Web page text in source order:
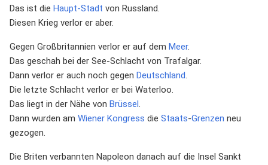
Das ist die Haupt-Stadt von Russland.
Diesen Krieg verlor er aber.
Gegen Großbritannien verlor er auf dem Meer.
Das geschah bei der See-Schlacht von Trafalgar.
Dann verlor er auch noch gegen Deutschland.
Die letzte Schlacht verlor er bei Waterloo.
Das liegt in der Nähe von Brüssel.
Dann wurden am Wiener Kongress die Staats-Grenzen neu
gezogen.
Die Briten verbannten Napoleon danach auf die Insel Sankt